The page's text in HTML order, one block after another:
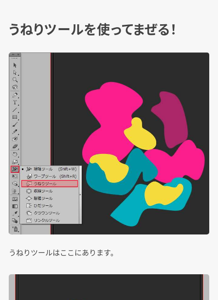
うねりツールを使ってまぜる！
うねりツールはここにあります。